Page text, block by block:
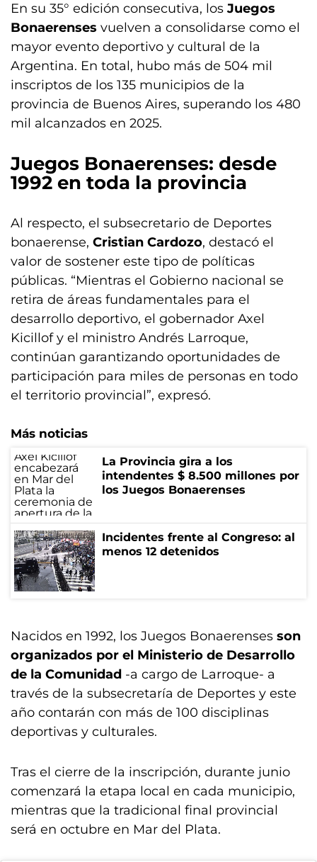
En su 35° edición consecutiva, los Juegos
Bonaerenses vuelven a consolidarse como el
mayor evento deportivo y cultural de la
Argentina. En total, hubo más de 504 mil
inscriptos de los 135 municipios de la
provincia de Buenos Aires, superando los 480
mil alcanzados en 2025.
Juegos Bonaerenses: desde
1992 en toda la provincia
Al respecto, el subsecretario de Deportes
bonaerense, Cristian Cardozo, destacó el
valor de sostener este tipo de políticas
públicas. “Mientras el Gobierno nacional se
retira de áreas fundamentales para el
desarrollo deportivo, el gobernador Axel
Kicillof y el ministro Andrés Larroque,
continúan garantizando oportunidades de
participación para miles de personas en todo
el territorio provincial”, expresó.
Más noticias
La Provincia gira a los
intendentes $ 8.500 millones por
los Juegos Bonaerenses
Incidentes frente al Congreso: al
menos 12 detenidos
Nacidos en 1992, los Juegos Bonaerenses son
organizados por el Ministerio de Desarrollo
de la Comunidad -a cargo de Larroque- a
través de la subsecretaría de Deportes y este
año contarán con más de 100 disciplinas
deportivas y culturales.
Tras el cierre de la inscripción, durante junio
comenzará la etapa local en cada municipio,
mientras que la tradicional final provincial
será en octubre en Mar del Plata.